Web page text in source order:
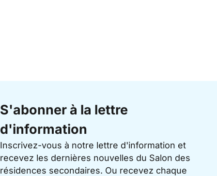
S'abonner à la lettre
d'information
Inscrivez-vous à notre lettre d'information et
recevez les dernières nouvelles du Salon des
résidences secondaires. Ou recevez chaque